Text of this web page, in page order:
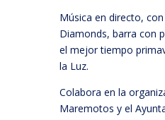
Música en directo,
Diamonds, barra con
el mejor tiempo
la Luz.
Colabora en la
Maremotos y el